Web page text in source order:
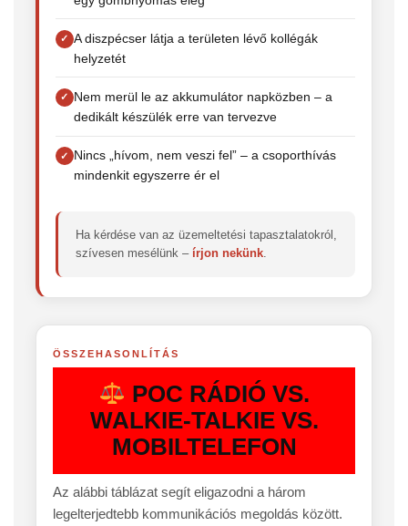
A diszpécser látja a területen lévő kollégák
helyzetét
Nem merül le az akkumulátor napközben – a
dedikált készülék erre van tervezve
Nincs „hívom, nem veszi fel” – a csoporthívás
mindenkit egyszerre ér el
Ha kérdése van az üzemeltetési tapasztalatokról,
szívesen mesélünk – írjon nekünk.
ÖSSZEHASONLÍTÁS
POC RÁDIÓ VS.
WALKIE-TALKIE VS.
MOBILTELEFON
Az alábbi táblázat segít eligazodni a három
legelterjedtebb kommunikációs megoldás között.